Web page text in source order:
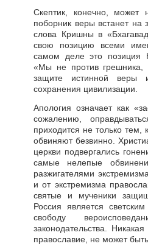
Скептик, конечно, может
поборник веры встанет на
слова Кришны в
свою позицию всеми
самом деле это позиция
«Мы не против грешника,
защите истинной веры
сохранения цивилизации.
Апология означает как
сожалению,
приходится не только тем,
обвиняют безвинно.
церкви подвергались
самые нелепые
разжигателями
и от экстремизма
святые и мученики
Россия является
свободу
законодательства.
православие, не может